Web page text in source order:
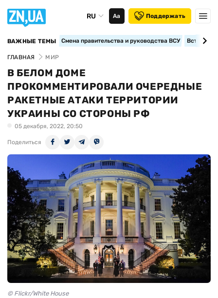
RU Аа Поддержать
ВАЖНЫЕ ТЕМЫ Смена правительства и руководства ВСУ
ГЛАВНАЯ МИР
В БЕЛОМ ДОМЕ
ПРОКОММЕНТИРОВАЛИ ОЧЕРЕДНЫЕ
РАКЕТНЫЕ АТАКИ ТЕРРИТОРИИ
УКРАИНЫ СО СТОРОНЫ РФ
05 декабря, 2022, 20:50
Поделиться
© Flickr/White House